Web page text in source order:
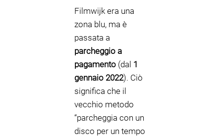
Filmwijk era una
zona blu, ma è
passata a
parcheggio a
pagamento (dal 1
gennaio 2022). Ciò
significa che il
vecchio metodo
“parcheggia con un
disco per un tempo